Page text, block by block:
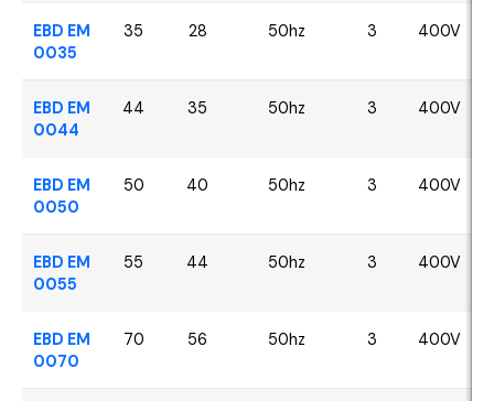
EBD EM
0035
35 28 50hz 3 400V
EBD EM
0044
44 35 50hz 3 400V
EBD EM
0050
50 40 50hz 3 400V
EBD EM
0055
55 44 50hz 3 400V
EBD EM
0070
70 56 50hz 3 400V